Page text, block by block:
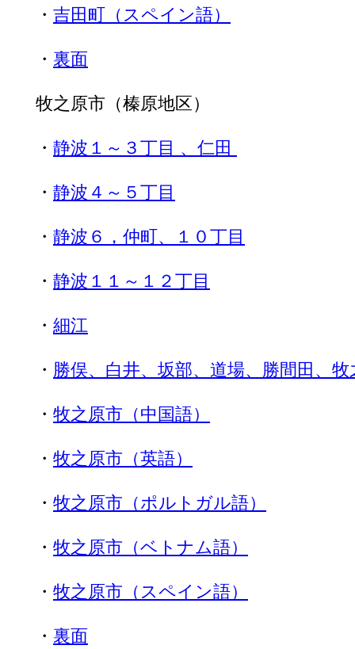
・ 吉田町（スペイン語）
・ 裏面
牧之原市（榛原地区）
・ 静波１～３丁目 、仁田
・ 静波４～５丁目
・ 静波６，仲町、１０丁目
・ 静波１１～１２丁目
・ 細江
・ 勝俣、白井、坂部、道場、勝間田、牧
・ 牧之原市（中国語）
・ 牧之原市（英語）
・ 牧之原市（ポルトガル語）
・ 牧之原市（ベトナム語）
・ 牧之原市（スペイン語）
・ 裏面